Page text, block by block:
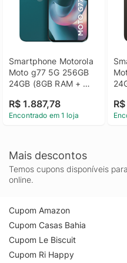
Smartphone Motorola
Moto g77 5G 256GB
24GB (8GB RAM +
camera 108MP Ultra-
Pixel, tela 1.5K
ultrarresistente -
Verde Escuro
R$ 1.887,78
Encontrado em 1 loja
Mais descontos
Temos cupons disponíveis
online.
Cupom Amazon
Cupom Casas Bahia
Cupom Le Biscuit
Cupom Ri Happy